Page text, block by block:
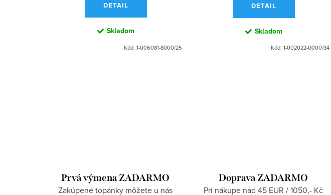
DETAIL
Skladom
Kód: 1-006081-8000/25
DETAIL
Skladom
Kód: 1-002022-0000/34
Prvá výmena ZADARMO
Zakúpené topánky môžete u nás
Doprava ZADARMO
Pri nákupe nad 45 EUR / 1050,- Kč